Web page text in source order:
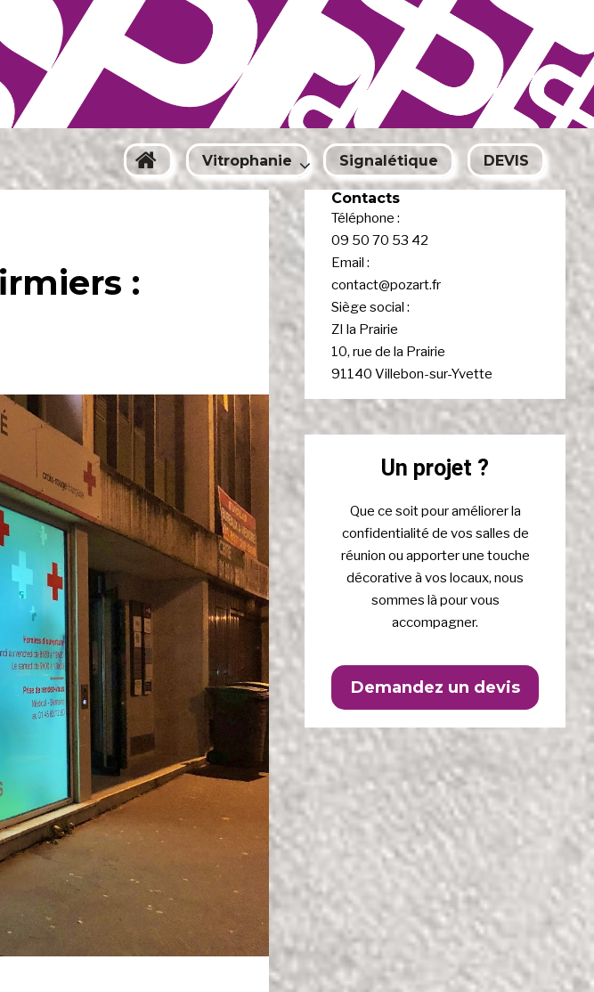
Vitrophanie Signalétique DEVIS
:
Contacts
Téléphone :
09 50 70 53 42
Email :
contact@pozart.fr
Siège social :
ZI la Prairie
10, rue de la Prairie
91140 Villebon-sur-Yvette
Un projet ?
Que ce soit pour améliorer la
confidentialité de vos salles de
réunion ou apporter une touche
décorative à vos locaux, nous
sommes là pour vous
accompagner.
Demandez un devis